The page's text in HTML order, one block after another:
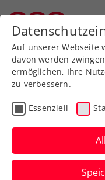
Zurück zur
Turniere
beim
Auf unserer Webseite
davon werden
ermöglichen, Ihre
zu verbessern.
Essenziell